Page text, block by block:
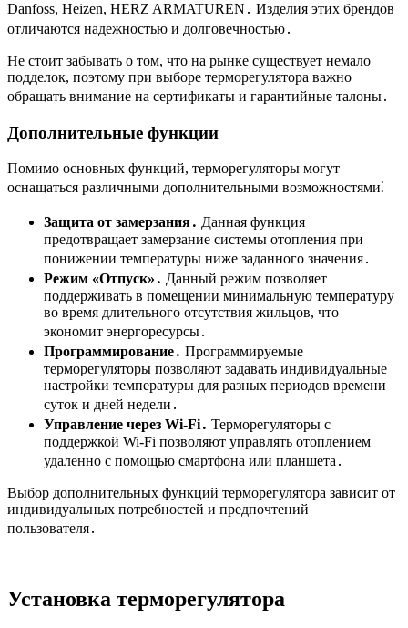
Danfoss, Heizen, HERZ ARMATUREN․ Изделия этих брендов
отличаются надежностью и долговечностью․
Не стоит забывать о том, что на рынке существует немало
подделок, поэтому при выборе терморегулятора важно
обращать внимание на сертификаты и гарантийные талоны․
Дополнительные функции
Помимо основных функций, терморегуляторы могут
оснащаться различными дополнительными возможностями⁚
Защита от замерзания․ Данная функция
предотвращает замерзание системы отопления при
понижении температуры ниже заданного значения․
Режим «Отпуск»․ Данный режим позволяет
поддерживать в помещении минимальную температуру
во время длительного отсутствия жильцов, что
экономит энергоресурсы․
Программирование․ Программируемые
терморегуляторы позволяют задавать индивидуальные
настройки температуры для разных периодов времени
суток и дней недели․
Управление через Wi-Fi․ Терморегуляторы с
поддержкой Wi-Fi позволяют управлять отоплением
удаленно с помощью смартфона или планшета․
Выбор дополнительных функций терморегулятора зависит от
индивидуальных потребностей и предпочтений
пользователя․
Установка терморегулятора